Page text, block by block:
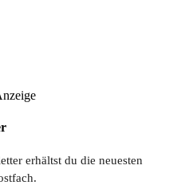
erhältst du die neuesten